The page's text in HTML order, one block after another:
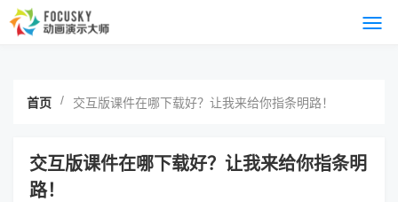
首页 / 交互版课件在哪下载好？让我来给你指条明路！
交互版课件在哪下载好？让我来给你指条明
路！